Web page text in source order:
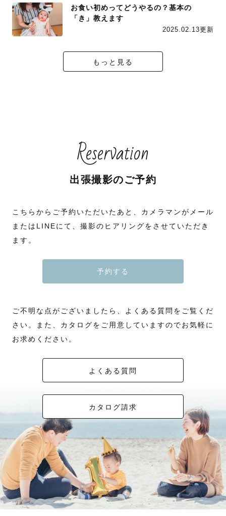
お食い初めってどうやるの？基本の
「き」教えます
2025.02.13更新
もっと見る
Reservation
出張撮影のご予約
こちらからご予約いただいたあと、カメラマンがメール
またはLINEにて、撮影のヒアリングをさせていただき
ます。
予約する
ご不明な点がございましたら、よくある質問をご覧くだ
さい。また、カタログをご用意していますのでお気軽に
お求めください。
よくある質問
カタログ請求